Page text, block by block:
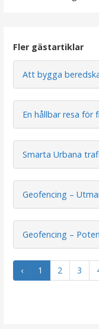
g
n
g
Fler gästartiklar
Att bygga
En hållbar resa för
Smarta Urbana
Geofencing –
Geofencing –
‹ 1 2 3